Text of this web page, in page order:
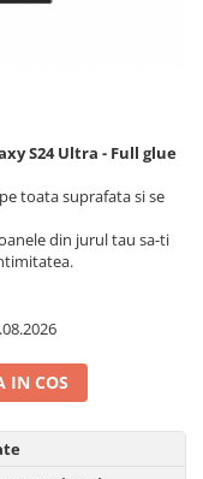
S24 Ultra - Full glue
toata suprafata si se
din jurul tau sa-ti
IN COS